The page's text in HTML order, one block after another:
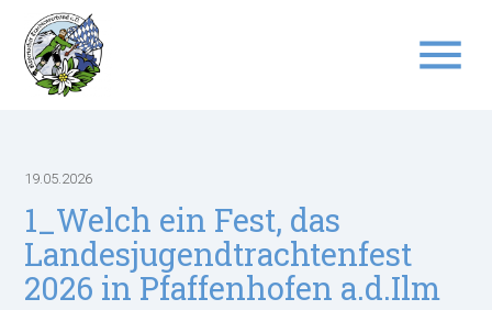
menu
19.05.2026
1_Welch ein Fest, das
Landesjugendtrachtenfest
2026 in Pfaffenhofen a.d.Ilm